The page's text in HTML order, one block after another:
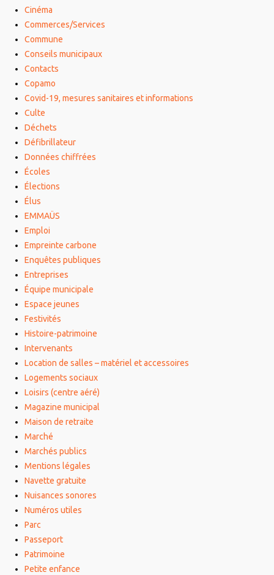
Cinéma
Commerces/Services
Commune
Conseils municipaux
Contacts
Copamo
Covid-19, mesures sanitaires et informations
Culte
Déchets
Défibrillateur
Données chiffrées
Écoles
Élections
Élus
EMMAÜS
Emploi
Empreinte carbone
Enquêtes publiques
Entreprises
Équipe municipale
Espace jeunes
Festivités
Histoire-patrimoine
Intervenants
Location de salles – matériel et accessoires
Logements sociaux
Loisirs (centre aéré)
Magazine municipal
Maison de retraite
Marché
Marchés publics
Mentions légales
Navette gratuite
Nuisances sonores
Numéros utiles
Parc
Passeport
Patrimoine
Petite enfance